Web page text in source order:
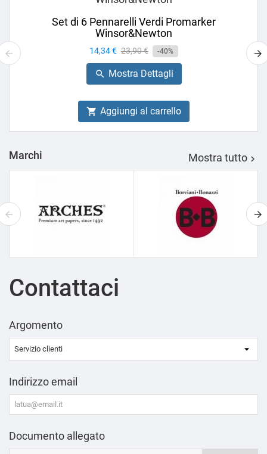
Set di 6 Pennarelli Verdi Promarker
Winsor&Newton
Prezzo
14,34 € Prezzo
base
23,90 € -40%
 Mostra Dettagli
 Aggiungi al carrello
Marchi Mostra tutto 
Contattaci
Argomento
Indirizzo email
Documento allegato